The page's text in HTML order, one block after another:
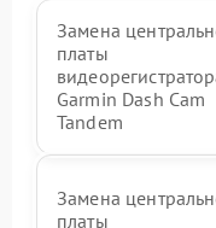
Замена
платы
Garmin Dash Cam
Tandem
Замена
платы